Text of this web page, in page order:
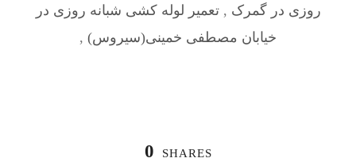
روزی در گمرک ,تعمیر لوله کشی شبانه روزی در
خیابان مصطفی خمینی(سیروس) ,
0 SHARES